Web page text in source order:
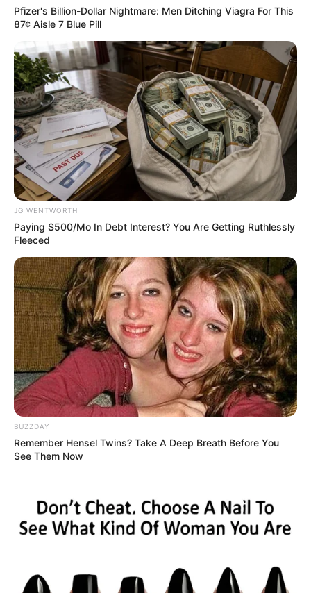
Why this ordinary drink is the secret to feeling your
best every day
CTA LOVE
Once Criticized For Her Figure, Now She's Turning
Heads
BRAINBERRIES
best every day
CTA FAVORITE
Pfizer's Billion-Dollar Nightmare: Men Ditching Viagra For This
87¢ Aisle 7 Blue Pill
JG WENTWORTH
Paying $500/Mo In Debt Interest? You Are Getting Ruthlessly
Fleeced
BUZZDAY
Remember Hensel Twins? Take A Deep Breath Before You
See Them Now